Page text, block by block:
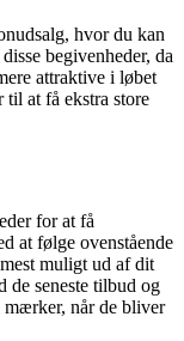
hvor du kan
begivenheder, da
attraktive i løbet
at få ekstra store
for at få
at følge ovenstående
muligt ud af dit
de seneste tilbud og
når de bliver